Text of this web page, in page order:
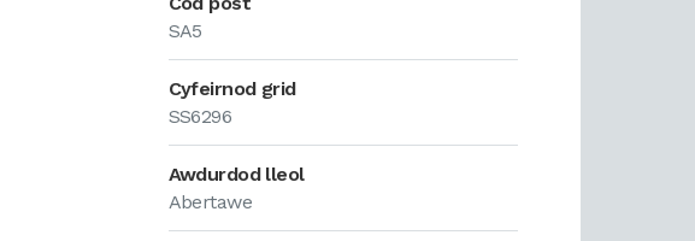
SA5
Cyfeirnod grid
SS6296
Awdurdod lleol
Abertawe